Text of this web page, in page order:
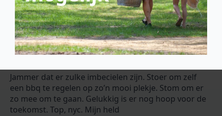
schoenen aan en loop achter hem aan terwijl hij op
z’n fiets bijna uit het zicht verdwijnt. Helaas heeft hij
het bij het juiste eind. Een stel imbecielen heeft na
een bbq in 2 vuilnisbakken de kolen gedaan… Het
vuilnis zelf verstrooid in de ruime omgeving. Samen
Jammer dat er zulke imbecielen zijn. Stoer om zelf
een bbq te regelen op zo’n mooi plekje. Stom om er
zo mee om te gaan. Gelukkig is er nog hoop voor de
toekomst. Top, nyc. Mijn held